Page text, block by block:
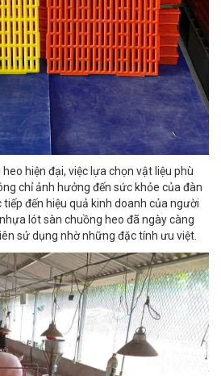
hiện đại, việc lựa chọn vật liệu phù
chỉ ảnh hưởng đến sức khỏe của đàn
đến hiệu quả kinh doanh của người
lót sàn chuồng heo đã ngày càng
sử dụng nhờ những đặc tính ưu việt.